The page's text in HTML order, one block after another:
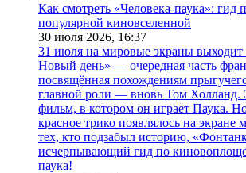
Как смотреть «Человека-паука»: гид
популярной киновселенной
30 июля 2026, 16:37
31 июля на мировые экраны выходит
Новый день» — очередная часть
посвящённая похождениям
главной роли — вновь Том Холланд.
фильм, в котором он играет Паука.
красное трико появлялось на экране
тех, кто подзабыл историю,
исчерпывающий гид по
паука!